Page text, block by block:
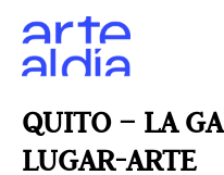
QUITO – LA
LUGAR-ARTE